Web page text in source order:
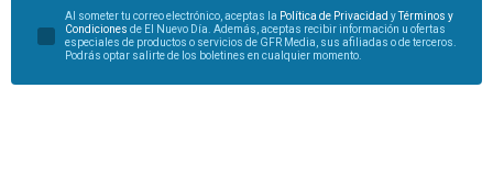
Al someter tu correo electrónico, aceptas la Política de Privacidad yTérminos y
Condiciones de El Nuevo Día. Además, aceptas recibir información u ofertas
especiales de productos o servicios de GFR Media, sus afiliadas o de terceros.
Podrás optar salirte de los boletines en cualquier momento.